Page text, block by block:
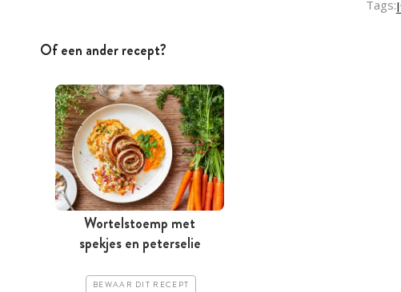
Tags:
Of een ander recept?
Wortelstoemp met
spekjes en peterselie
BEWAAR DIT RECEPT